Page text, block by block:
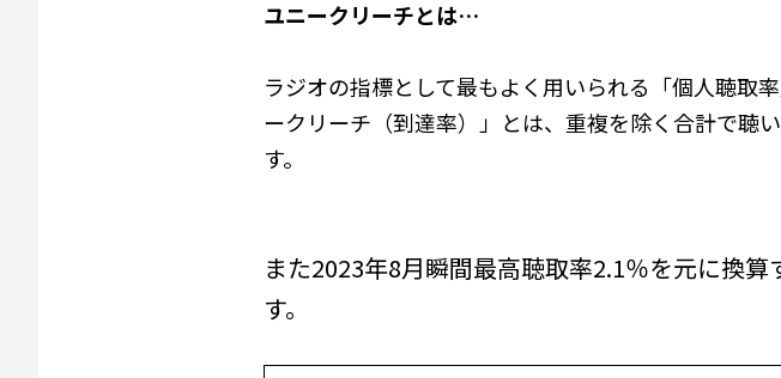
ユニークリーチとは…
ラジオの指標として最もよく用いられる「個人聴取
ークリーチ（到達率）」とは、重複を除く合計で聴
す。
また2023年8月瞬間最高聴取率2.1％を元に換
す。